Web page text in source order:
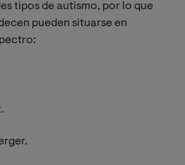
tipos de autismo, por lo que
pueden situarse en